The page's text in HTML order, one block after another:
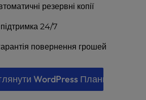
резервні копії
24/7
повернення грошей
WordPress Плани